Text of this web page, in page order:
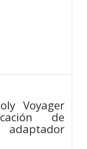
Voyager
de
adaptador